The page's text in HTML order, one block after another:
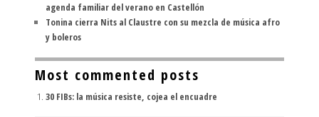
agenda familiar del verano en Castellón
Tonina cierra Nits al Claustre con su mezcla de música afro
y boleros
Most commented posts
30 FIBs: la música resiste, cojea el encuadre